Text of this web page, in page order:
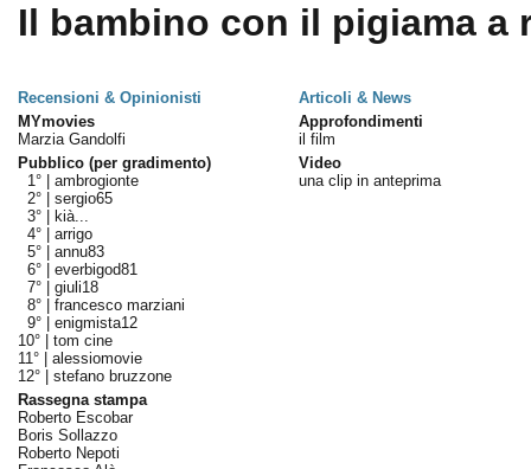
Il bambino con il pigiama a
Recensioni & Opinionisti
Articoli & News
MYmovies
Marzia Gandolfi
Pubblico (per gradimento)
1° | ambrogionte
2° | sergio65
3° |
kià...
4° | arrigo
5° | annu83
6° | everbigod81
7° | giuli18
8° | francesco marziani
9° | enigmista12
10° | tom cine
11° | alessiomovie
12° | stefano bruzzone
Rassegna stampa
Roberto Escobar
Boris Sollazzo
Roberto Nepoti
Approfondimenti
il film
Video
una clip in anteprima